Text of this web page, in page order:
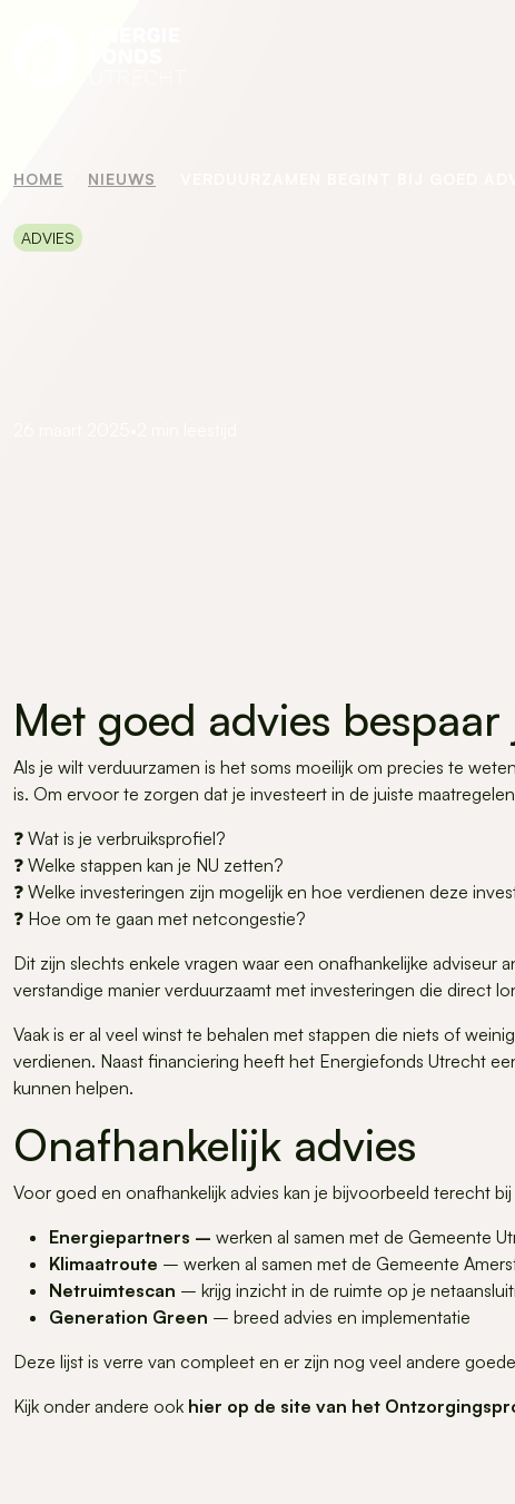
HOME NIEUWS
ADVIES
Met goed advies bespaar
Als je wilt verduurzamen is het soms moeilijk om precies te
is. Om ervoor te zorgen dat je investeert in de juiste
❓ Wat is je verbruiksprofiel?
❓ Welke stappen kan je NU zetten?
❓ Welke investeringen zijn mogelijk en hoe verdienen deze
❓ Hoe om te gaan met netcongestie?
Dit zijn slechts enkele vragen waar een onafhankelijke
verstandige manier verduurzaamt met investeringen die direct
Vaak is er al veel winst te behalen met stappen die niets of
verdienen. Naast financiering heeft het Energiefonds Utrecht
kunnen helpen.
Onafhankelijk advies
Voor goed en onafhankelijk advies kan je bijvoorbeeld terecht
Energiepartners – werken al samen met de Gemeente
Klimaatroute – werken al samen met de Gemeente
Netruimtescan – krijg inzicht in de ruimte op je
Generation Green – breed advies en implementatie
Deze lijst is verre van compleet en er zijn nog veel andere
Kijk onder andere ook hier op de site van het